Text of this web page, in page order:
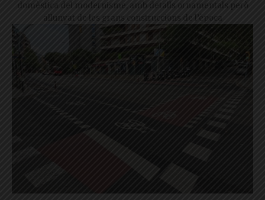
domèstica del modernisme, amb detalls ornamentals però
allunyat de les grans construccions de l’època